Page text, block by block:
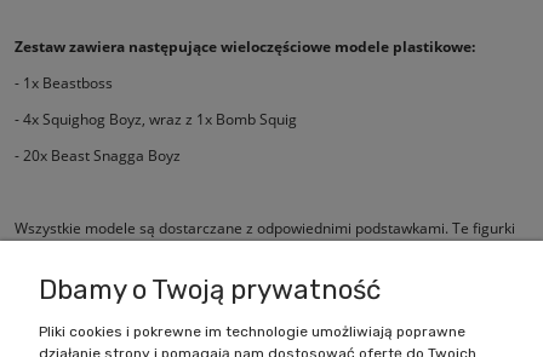
Zestaw zawiera następujące wieloczęściowe modele plastikowe:
- 1x Beastboss
- 4x Squighog Boyz, wraz z 1x Bomb Squig
- 20x Beast Snagga Boyz
Wszystkie modele są dostarczane z odpowiednimi podstawkami. Te figurki
Dbamy o Twoją prywatność
Pliki cookies i pokrewne im technologie umożliwiają poprawne
działanie strony i pomagają nam dostosować ofertę do Twoich